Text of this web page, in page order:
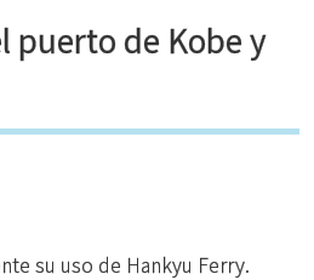
puerto de Kobe y
su uso de Hankyu Ferry.